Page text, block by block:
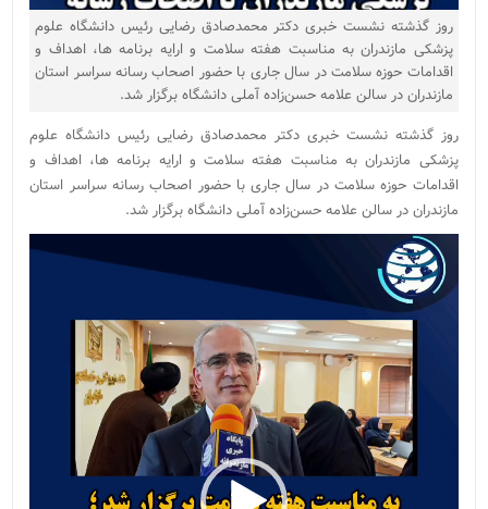
روز گذشته نشست خبری دکتر محمدصادق رضایی رئیس دانشگاه علوم
پزشکی مازندران به مناسبت هفته سلامت و ارایه برنامه ها، اهداف و
اقدامات حوزه سلامت در سال جاری با حضور اصحاب رسانه سراسر استان
مازندران در سالن علامه حسن‌زاده آملی دانشگاه برگزار شد.
روز گذشته نشست خبری دکتر محمدصادق رضایی رئیس دانشگاه علوم
پزشکی مازندران به مناسبت هفته سلامت و ارایه برنامه ها، اهداف و
اقدامات حوزه سلامت در سال جاری با حضور اصحاب رسانه سراسر استان
مازندران در سالن علامه حسن‌زاده آملی دانشگاه برگزار شد.
نمایشگر
ویدیو